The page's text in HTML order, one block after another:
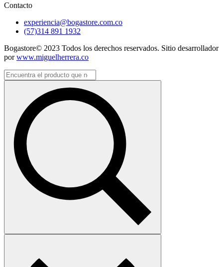
Contacto
experiencia@bogastore.com.co
(57)314 891 1932
Bogastore© 2023 Todos los derechos reservados. Sitio desarrollador
porwww.miguelherrera.co